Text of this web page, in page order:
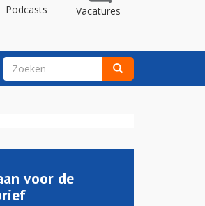
Podcasts Vacatures
ZOEKVELD
voor de